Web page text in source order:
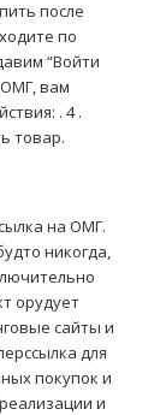
после
по
“Войти
ОМГ, вам
. 4 .
товар.
на ОМГ.
никогда,
орудует
сайты и
для
покупок и
и